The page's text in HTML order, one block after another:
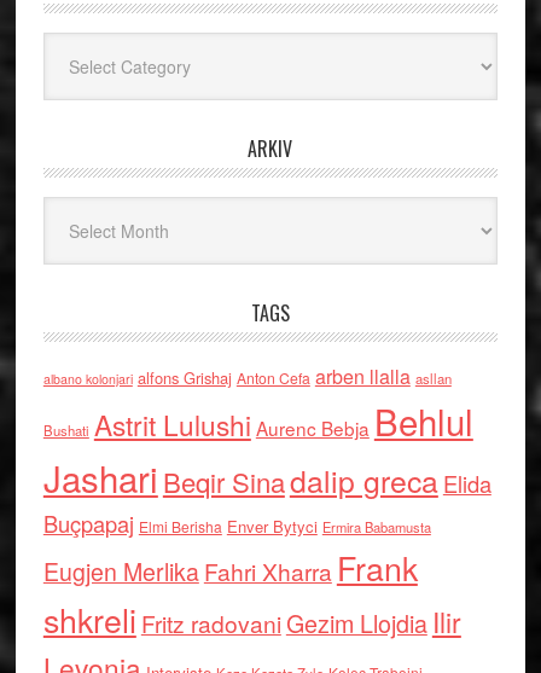
ARKIV
TAGS
albano kolonjari alfons Grishaj Anton Cefa arben llalla asllan
Bushati Astrit Lulushi Aurenc Bebja Behlul
Jashari Beqir Sinadalip grecaElida
Buçpapaj Elmi Berisha Enver Bytyci Ermira Babamusta
Eugjen MerlikaFahri Xharra Frank
shkreli Fritz radovaniGezim Llojdia Ilir